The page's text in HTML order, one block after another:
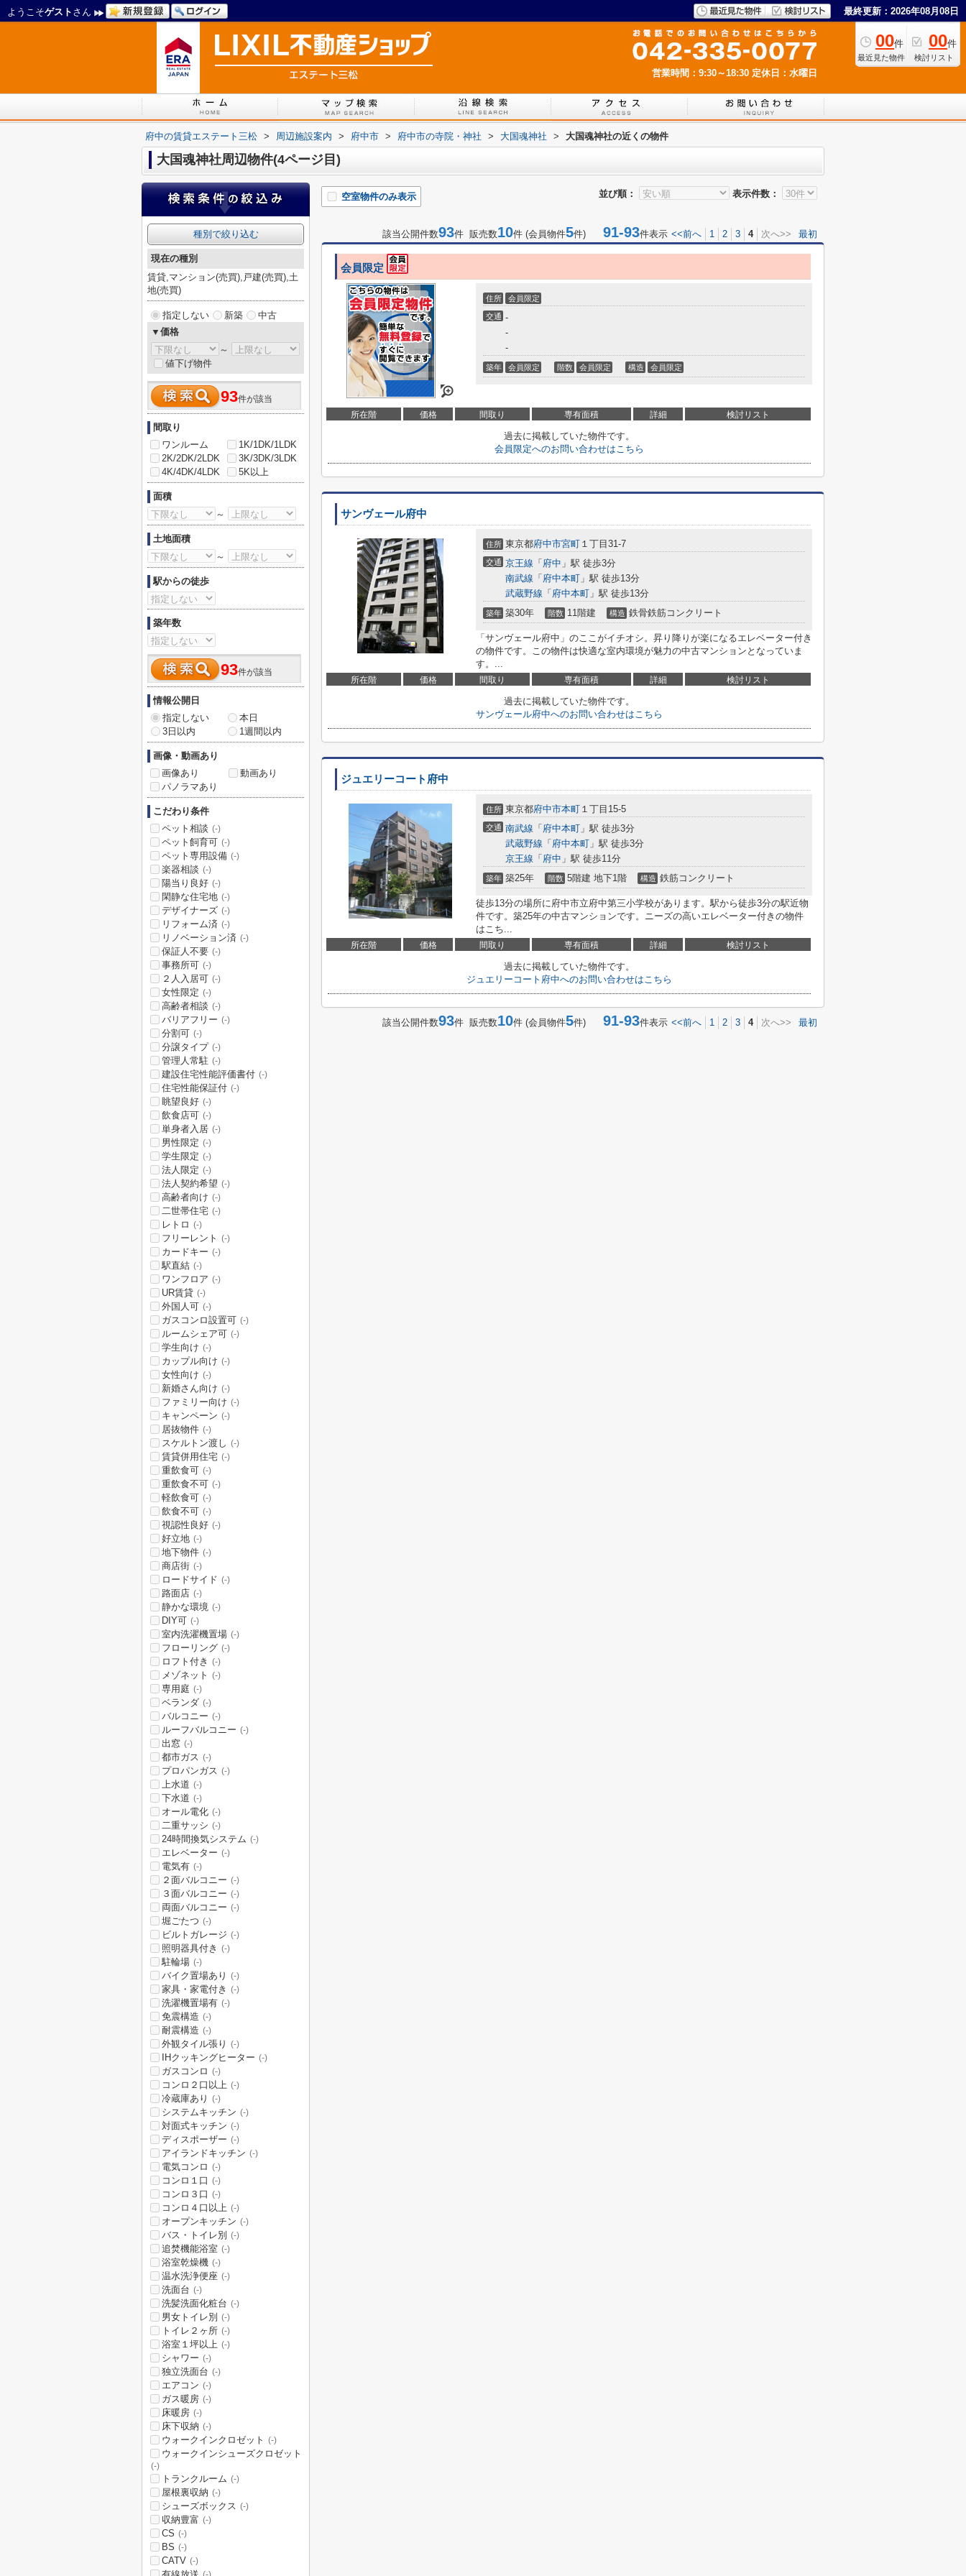
ようこそゲスト さん 最終更新：2026年08月08日
00件
最近見た物件
00件
検討リスト
営業時間：9:30～18:30 定休日：水曜日
府中の賃貸エステート三松 > 周辺施設案内 > 府中市 > 府中市の寺院・神社 > 大国魂神社 > 大国魂神社の近くの物件
大国魂神社周辺物件(4ページ目)
並び順： 表示件数：
空室物件のみ表示
該当公開件数93件 販売数10件 (会員物件5件) 91-93件表示 <<前へ 1 2 3 4 次へ>> 最初
会員限定
住所 会員限定
交通 -
-
-
築年 会員限定 階数 会員限定 構造 会員限定
所在階 価格 間取り 専有面積 詳細 検討リスト
過去に掲載していた物件です。
会員限定へのお問い合わせはこちら
サンヴェール府中
住所 東京都府中市宮町 １丁目31-7
交通 京王線 「 府中 」駅 徒歩3分
南武線 「 府中本町 」駅 徒歩13分
武蔵野線 「 府中本町 」駅 徒歩13分
築年 築30年 階数 11階建 構造 鉄骨鉄筋コンクリート
「サンヴェール府中」のここがイチオシ。昇り降りが楽になるエレベーター付き
の物件です。この物件は快適な室内環境が魅力の中古マンションとなっていま
す。...
所在階 価格 間取り 専有面積 詳細 検討リスト
過去に掲載していた物件です。
サンヴェール府中へのお問い合わせはこちら
ジュエリーコート府中
住所 東京都府中市本町 １丁目15-5
交通 南武線 「 府中本町 」駅 徒歩3分
武蔵野線 「 府中本町 」駅 徒歩3分
京王線 「 府中 」駅 徒歩11分
築年 築25年 階数 5階建 地下1階 構造 鉄筋コンクリート
徒歩13分の場所に府中市立府中第三小学校があります。駅から徒歩3分の駅近物
件です。築25年の中古マンションです。ニーズの高いエレベーター付きの物件
はこち...
所在階 価格 間取り 専有面積 詳細 検討リスト
過去に掲載していた物件です。
ジュエリーコート府中へのお問い合わせはこちら
該当公開件数93件 販売数10件 (会員物件5件) 91-93件表示 <<前へ 1 2 3 4 次へ>> 最初
種別で絞り込む
現在の種別
賃貸,マンション(売買),戸建(売買),土
地(売買)
指定しない 新築
中古
▼価格
～
値下げ物件
93件が該当
間取り
ワンルーム
1K/1DK/1LDK
2K/2DK/2LDK
3K/3DK/3LDK
4K/4DK/4LDK
5K以上
面積
～
土地面積
～
駅からの徒歩
築年数
93件が該当
情報公開日
指定しない
本日
3日以内
1週間以内
画像・動画あり
画像あり
動画あり
パノラマあり
こだわり条件
ペット相談 (-)
ペット飼育可 (-)
ペット専用設備 (-)
楽器相談 (-)
陽当り良好 (-)
閑静な住宅地 (-)
デザイナーズ (-)
リフォーム済 (-)
リノベーション済 (-)
保証人不要 (-)
事務所可 (-)
２人入居可 (-)
女性限定 (-)
高齢者相談 (-)
バリアフリー (-)
分割可 (-)
分譲タイプ (-)
管理人常駐 (-)
建設住宅性能評価書付 (-)
住宅性能保証付 (-)
眺望良好 (-)
飲食店可 (-)
単身者入居 (-)
男性限定 (-)
学生限定 (-)
法人限定 (-)
法人契約希望 (-)
高齢者向け (-)
二世帯住宅 (-)
レトロ (-)
フリーレント (-)
カードキー (-)
駅直結 (-)
ワンフロア (-)
UR賃貸 (-)
外国人可 (-)
ガスコンロ設置可 (-)
ルームシェア可 (-)
学生向け (-)
カップル向け (-)
女性向け (-)
新婚さん向け (-)
ファミリー向け (-)
キャンペーン (-)
居抜物件 (-)
スケルトン渡し (-)
賃貸併用住宅 (-)
重飲食可 (-)
重飲食不可 (-)
軽飲食可 (-)
飲食不可 (-)
視認性良好 (-)
好立地 (-)
地下物件 (-)
商店街 (-)
ロードサイド (-)
路面店 (-)
静かな環境 (-)
DIY可 (-)
室内洗濯機置場 (-)
フローリング (-)
ロフト付き (-)
メゾネット (-)
専用庭 (-)
ベランダ (-)
バルコニー (-)
ルーフバルコニー (-)
出窓 (-)
都市ガス (-)
プロパンガス (-)
上水道 (-)
下水道 (-)
オール電化 (-)
二重サッシ (-)
24時間換気システム (-)
エレベーター (-)
電気有 (-)
２面バルコニー (-)
３面バルコニー (-)
両面バルコニー (-)
堀ごたつ (-)
ビルトガレージ (-)
照明器具付き (-)
駐輪場 (-)
バイク置場あり (-)
家具・家電付き (-)
洗濯機置場有 (-)
免震構造 (-)
耐震構造 (-)
外観タイル張り (-)
IHクッキングヒーター (-)
ガスコンロ (-)
コンロ２口以上 (-)
冷蔵庫あり (-)
システムキッチン (-)
対面式キッチン (-)
ディスポーザー (-)
アイランドキッチン (-)
電気コンロ (-)
コンロ１口 (-)
コンロ３口 (-)
コンロ４口以上 (-)
オープンキッチン (-)
バス・トイレ別 (-)
追焚機能浴室 (-)
浴室乾燥機 (-)
温水洗浄便座 (-)
洗面台 (-)
洗髪洗面化粧台 (-)
男女トイレ別 (-)
トイレ２ヶ所 (-)
浴室１坪以上 (-)
シャワー (-)
独立洗面台 (-)
エアコン (-)
ガス暖房 (-)
床暖房 (-)
床下収納 (-)
ウォークインクロゼット (-)
ウォークインシューズクロゼット
(-)
トランクルーム (-)
屋根裏収納 (-)
シューズボックス (-)
収納豊富 (-)
CS (-)
BS (-)
CATV (-)